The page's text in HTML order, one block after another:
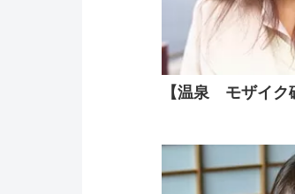
【温泉 モザイク